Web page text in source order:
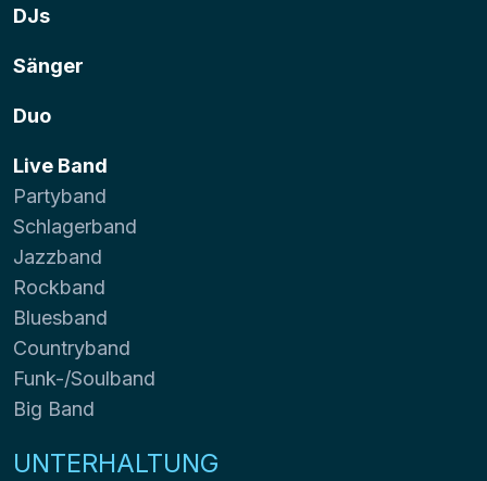
DJs
Sänger
Duo
Live Band
Partyband
Schlagerband
Jazzband
Rockband
Bluesband
Countryband
Funk-/Soulband
Big Band
UNTERHALTUNG